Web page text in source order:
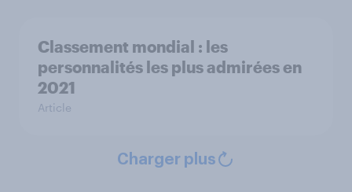
Classement mondial : les
personnalités les plus admirées en
2021
Article
Charger plus